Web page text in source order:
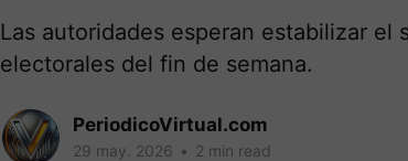
Las autoridades esperan estabilizar el
electorales del fin de semana.
PeriodicoVirtual.com
29 may. 2026 • 2 min read